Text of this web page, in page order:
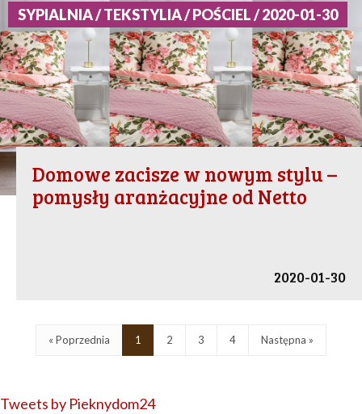
SYPIALNIA / TEKSTYLIA / POŚCIEL / 2020-01-30
Domowe zacisze w nowym stylu –
pomysły aranżacyjne od Netto
2020-01-30
« Poprzednia 1 2 3 4 Następna »
Tweets by Pieknydom24